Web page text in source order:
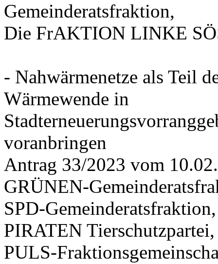
Gemeinderatsfraktion,
Die FrAKTION LINKE
- Nahwärmenetze als Teil
Wärmewende in
voranbringen
Antrag 33/2023 vom
GRÜNEN-
SPD-
PIRATEN Tierschutzpartei,
PULS-